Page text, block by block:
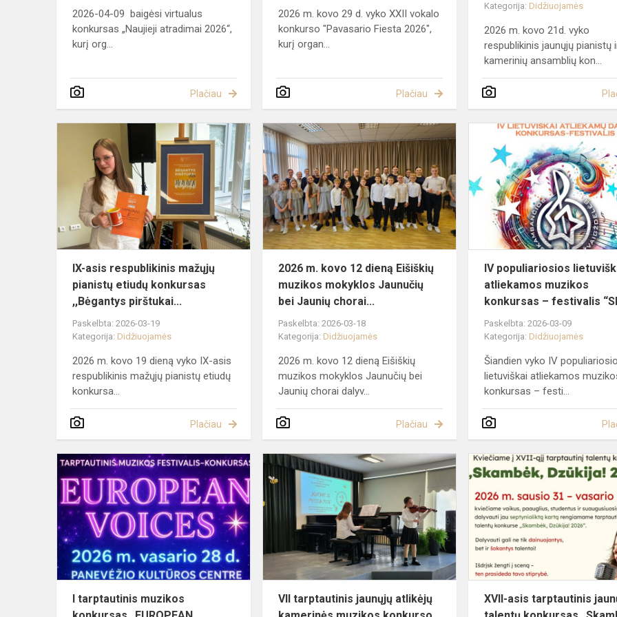
2026-04-09 baigėsi virtualus
konkursas „Naujieji atradimai 2026“,
kurį org...
Plačiau
2026 m. kovo 29 d. vyko XXII vokalo
konkurso "Pavasario Fiesta 2026",
kurį organ...
Plačiau
Kategorija: Didžiuojamės
2026 m. kovo 21d. vyko
respublikinis jaunųjų pianistų
kamerinių ansamblių kon...
IX-
asis
respublikinis
mažųjų
pianistų
etiudų
konkursas
,,Bė...
IX-asis respublikinis mažųjų
pianistų etiudų konkursas
,,Bėgantys pirštukai...
Paskelbta: 2026-03-19
Kategorija: Didžiuojamės
2026 m. kovo 19 dieną vyko IX-asis
respublikinis mažųjų pianistų etiudų
konkursa...
Plačiau
m.
12
dieną
Eišiškių
muzikos
mokyklos
Jaunučių
2026 m. kovo 12 dieną Eišiškių
muzikos mokyklos Jaunučių
bei Jaunių chorai...
Paskelbta: 2026-03-18
Kategorija: Didžiuojamės
2026 m. kovo 12 dieną Eišiškių
muzikos mokyklos Jaunučių bei
Jaunių chorai dalyv...
Plačiau
IV populiariosios
atliekamos muzikos
konkursas – festivalis
Paskelbta: 2026-03-09
Kategorija: Didžiuojamės
Šiandien vyko IV
lietuviškai atliekamos
konkursas – festi...
I
tarptautinis
muzikos
konkursas
„EUROPEAN
I tarptautinis muzikos
VII
tarptautinis
jaunųjų
atlikėjų
kamerinės
muzikos
konkurs...
VII tarptautinis jaunųjų atlikėjų
XVII-asis tarptautinis